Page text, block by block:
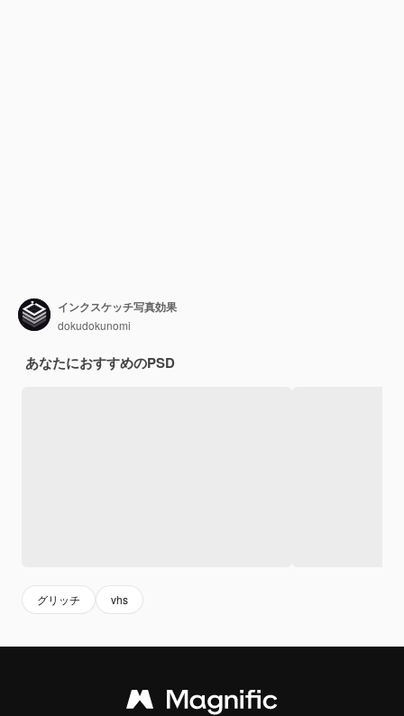
インクスケッチ写真効果
dokudokunomi
あなたにおすすめのPSD
グリッチ vhs